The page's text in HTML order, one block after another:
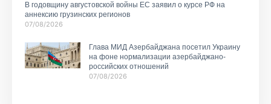
В годовщину августовской войны ЕС заявил о курсе РФ на
аннексию грузинских регионов
07/08/2026
Глава МИД Азербайджана посетил Украину
на фоне нормализации азербайджано-
российских отношений
07/08/2026